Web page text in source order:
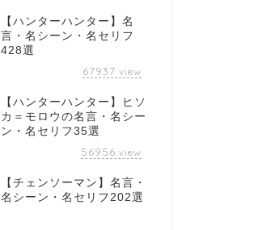
【ハンターハンター】名
言・名シーン・名セリフ
428選
67937 view
【ハンターハンター】ヒソ
カ＝モロウの名言・名シー
ン・名セリフ35選
56956 view
【チェンソーマン】名言・
名シーン・名セリフ202選